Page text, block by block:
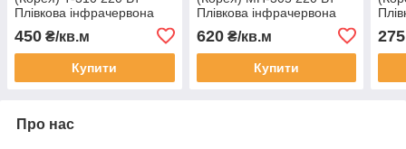
Плівкова інфрачервона
450 ₴/кв.м
Купити
Плівкова інфрачервона
САМОРЕГУЛЮЮЧА
620₴/кв.м
Купити
275
Про нас